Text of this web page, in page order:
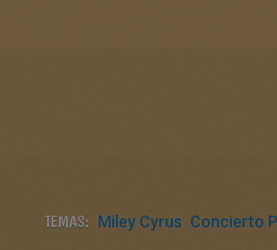
TEMAS: Miley Cyrus Concierto